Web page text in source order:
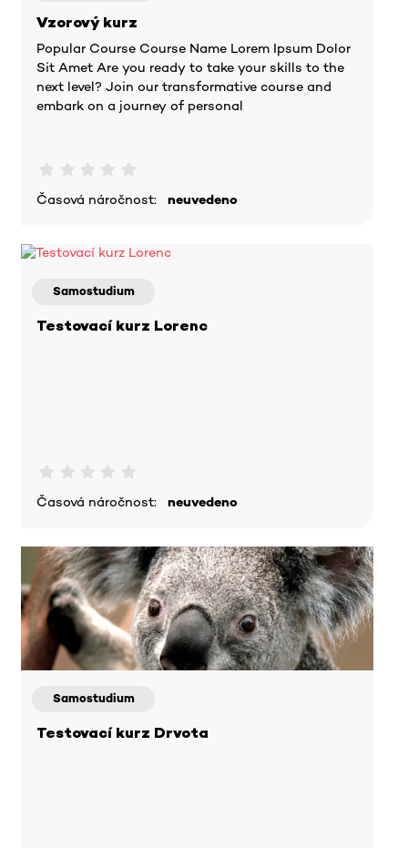
Vzorový kurz
Popular Course Course Name Lorem Ipsum Dolor
Sit Amet Are you ready to take your skills to the
next level? Join our transformative course and
embark on a journey of personal
Časová náročnost: neuvedeno
Samostudium
Testovací kurz Lorenc
Časová náročnost: neuvedeno
Samostudium
Testovací kurz Drvota